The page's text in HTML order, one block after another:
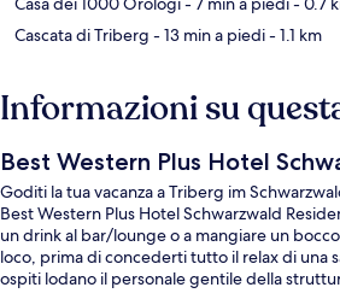
Cascata di Triberg - 13 min a piedi- 1.1 km
Informazioni su
Best Western Plus Hotel
Goditi la tua vacanza a Triberg im
Best Western Plus Hotel Schwarzwald
un drink al bar/lounge o a mangiare un
loco, prima di concederti tutto il relax di una
ospiti lodano il personale gentile della